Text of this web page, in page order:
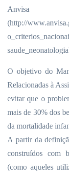
Anvisa
(http://
O objetivo do
Relacionadas à
evitar que o
mais de 30% dos
da mortalidade
A partir da
construídos com
(como aqueles